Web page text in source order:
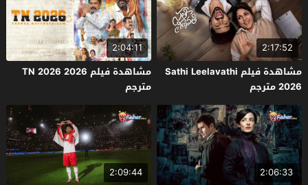
2:17:52
مشاهدة فيلم Sathi Leelavathi
2026 مترجم
2:04:11
مشاهدة فيلم TN 2026 2026
مترجم
2:06:33
2:09:44